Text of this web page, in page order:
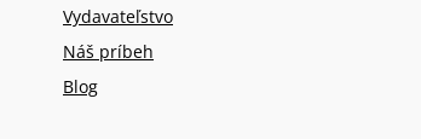
Vydavateľstvo
Náš príbeh
Blog